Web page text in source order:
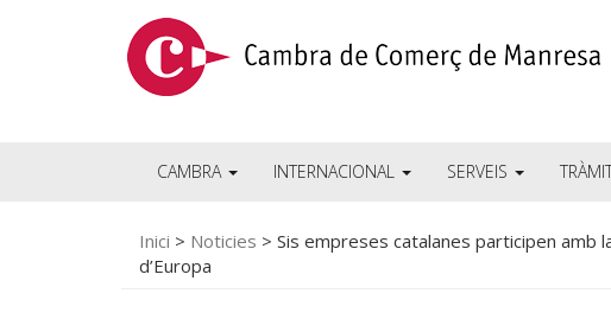
CAMBRA INTERNACIONAL SERVEIS
Inici > Noticies > Sis empreses catalanes participen amb
d’Europa